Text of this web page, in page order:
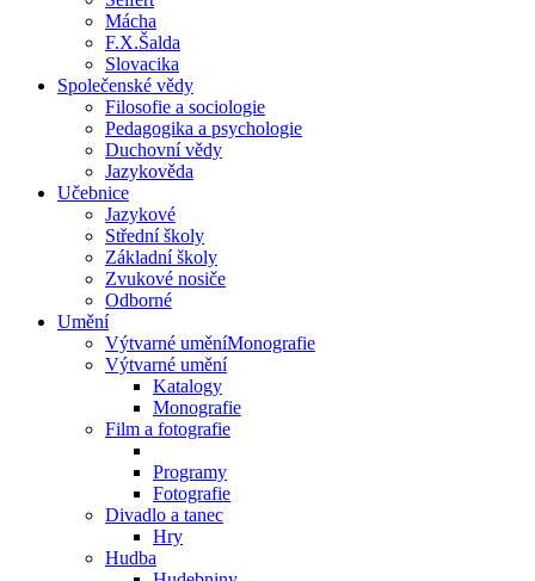
Mácha
F.X.Šalda
Slovacika
Společenské vědy
Filosofie a sociologie
Pedagogika a psychologie
Duchovní vědy
Jazykověda
Učebnice
Jazykové
Střední školy
Základní školy
Zvukové nosiče
Odborné
Umění
Výtvarné uměníMonografie
Výtvarné umění
Katalogy
Monografie
Film a fotografie
Programy
Fotografie
Divadlo a tanec
Hry
Hudba